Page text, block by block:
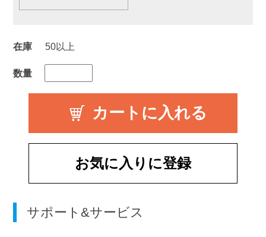
在庫 50以上
数量
お気に入りに登録
サポート&サービス